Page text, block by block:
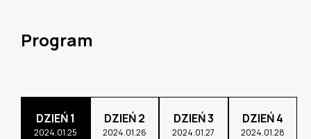
Program
DZIEŃ 1
2024.01.25
DZIEŃ 2
2024.01.26
DZIEŃ 3
2024.01.27
DZIEŃ 4
2024.01.28